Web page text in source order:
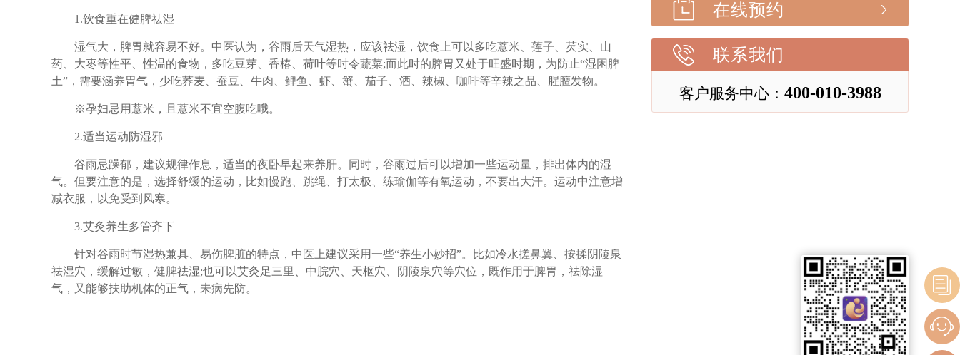
1.饮食重在健脾祛湿
湿气大，脾胃就容易不好。中医认为，谷雨后天气湿热，应该祛湿，饮食上可以多吃薏米、莲子、芡实、山
药、大枣等性平、性温的食物，多吃豆芽、香椿、荷叶等时令蔬菜;而此时的脾胃又处于旺盛时期，为防止“湿困脾
土”，需要涵养胃气，少吃荞麦、蚕豆、牛肉、鲤鱼、虾、蟹、茄子、酒、辣椒、咖啡等辛辣之品、腥膻发物。
※孕妇忌用薏米，且薏米不宜空腹吃哦。
2.适当运动防湿邪
谷雨忌躁郁，建议规律作息，适当的夜卧早起来养肝。同时，谷雨过后可以增加一些运动量，排出体内的湿
气。但要注意的是，选择舒缓的运动，比如慢跑、跳绳、打太极、练瑜伽等有氧运动，不要出大汗。运动中注意增
减衣服，以免受到风寒。
3.艾灸养生多管齐下
针对谷雨时节湿热兼具、易伤脾脏的特点，中医上建议采用一些“养生小妙招”。比如冷水搓鼻翼、按揉阴陵泉
祛湿穴，缓解过敏，健脾祛湿;也可以艾灸足三里、中脘穴、天枢穴、阴陵泉穴等穴位，既作用于脾胃，祛除湿
气，又能够扶助机体的正气，未病先防。
在线预约
联系我们
客户服务中心： 400-010-3988